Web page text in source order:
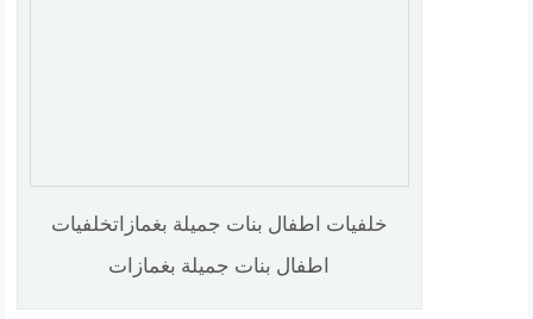
خلفيات اطفال بنات جميلة بغمازاتخلفيات
اطفال بنات جميلة بغمازات